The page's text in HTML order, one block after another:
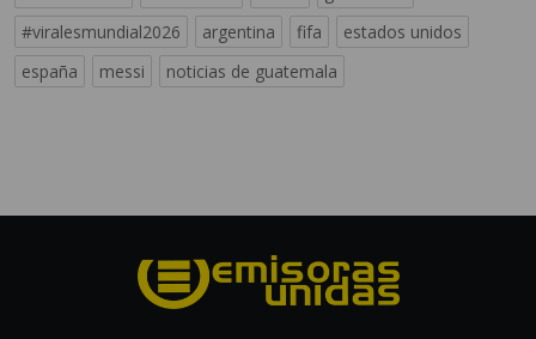
#viralesmundial2026
argentina fifa
estados unidos
españa
messi noticias de guatemala